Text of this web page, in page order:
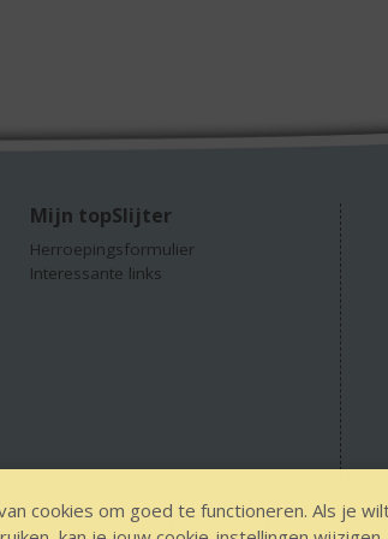
Mijn topSlijter
Herroepingsformulier
Interessante links
cookies om goed te functioneren. Als je